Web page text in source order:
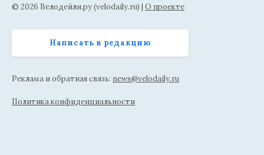
© 2026 Велодейли.ру (velodaily.ru) | О проекте
Написать в редакцию
Реклама и обратная связь: news@velodaily.ru
Политика конфиденциальности